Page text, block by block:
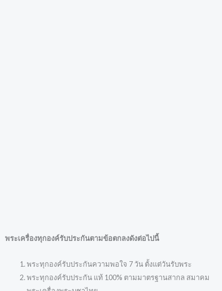
พระเครื่องทุกองค์รับประกันตามข้อตกลงดังต่อไปนี้
พระทุกองค์รับประกันความพอใจ 7 วัน ตั้งแต่วันรับพระ
พระทุกองค์รับประกัน แท้ 100% ตามมาตรฐานสากล สมาคม